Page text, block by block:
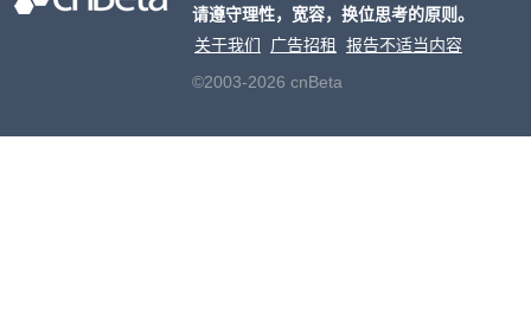
请遵守理性，宽容，换位思考的原则。
关于我们
广告招租
报告不适当内容
©2003-2026 cnBeta